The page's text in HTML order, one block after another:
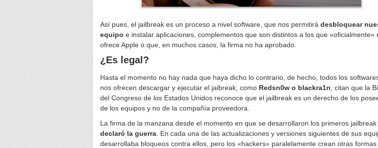
Así pues, el jailbreak es un proceso a nivel software, que nos permitirá desbloquear
equipo e instalar aplicaciones, complementos que son distintos a los que «oficialmente»
ofrece Apple o que, en muchos casos, la firma no ha aprobado.
¿Es legal?
Hasta el momento no hay nada que haya dicho lo contrario, de hecho, todos los
nos ofrecen descargar y ejecutar el jaibreak, como Redsn0w o blackra1n , citan que la
del Congreso de los Estados Unidos reconoce que el jailbreak es un derecho de los
de los equipos y no de la compañía proveedora.
La firma de la manzana desde el momento en que se desarrollaron los primeros jailbreak
declaró la guerra. En cada una de las actualizaciones y versiones siguientes de sus
desarrollaba bloqueos contra ellos, pero los «hackers» paralelamente crean otras formas